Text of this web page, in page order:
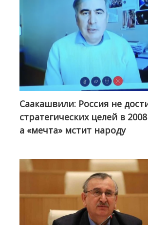
Саакашвили: Россия не
стратегических целей в
а «мечта» мстит народу